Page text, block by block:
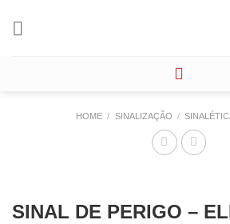
HOME / SINALIZAÇÃO /
SINAL DE PERIGO –